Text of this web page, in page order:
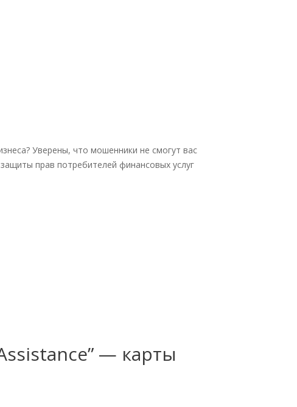
Уверены, что мошенники не смогут вас
прав потребителей финансовых услуг
— карты